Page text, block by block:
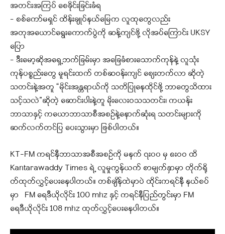
အတင်းအကြပ် စေခိုင်းခြင်းခံရ
– စစ်ကော်မရှင် ထိန်းချုပ်နယ်မြေက လူထုတွေလည်း
အတုအယောင်ရွေးကောက်ပွဲကို ဆန့်ကျင်ဖို့ လိုအပ်ကြောင်း UKSY
ပြော
– ဒီးမော့ဆိုအရှေ့ဘက်ခြမ်းမှာ အခြေခံစားသောက်ကုန်နဲ့ လူသုံး
ကုန်ပစ္စည်းတွေ မူရင်းထက် တစ်ဆဝန်းကျင် စျေးတက်လာ ဆိုတဲ့
သတင်းနဲ့အတူ “မိုင်းအန္တရာယ်ကို သတိပြုနေထိုင်ဖို့ ဘာတွေသိထား
သင့်သလဲ”ဆိုတဲ့ ဆောင်းပါးနဲ့တူ မိုးလေးဝသသတင်း၊ ကယန်း
ဘာသာနှင့် ကယောဘာသာစီအစဉ်နဲ့နောက်ဆုံးရ သတင်းများကို
ဆက်လက်တင်ပြ ပေးသွားမှာ ဖြစ်ပါတယ်။
KT-FM ကရင်နီဘာသာအစီအစဉ်ကို မနက် ၇း၀၀ မှ ၈းဝဝ ထိ
Kantarawaddy Times ရဲ့ လူမှုကွန်ယက် စာမျက်နှာမှာ တိုက်ရို
တ်ထုတ်လွှင့်ပေးနေပါတယ်။ တစ်ချိန်ထဲမှာပဲ ထိုင်းကရင်နီ နယ်စပ်
မှာ FM ရေဒီယိုလိုင်း 100 mhz နှင့် ကရင်နီပြည်တွင်းမှာ FM
ရေဒီယိုလိုင်း 108 mhz ထုတ်လွှင့်ပေးနေပါတယ်။